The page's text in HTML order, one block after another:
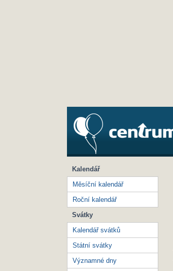
Kalendář
Měsíční kalendář
Roční kalendář
Svátky
Kalendář svátků
Státní svátky
Významné dny